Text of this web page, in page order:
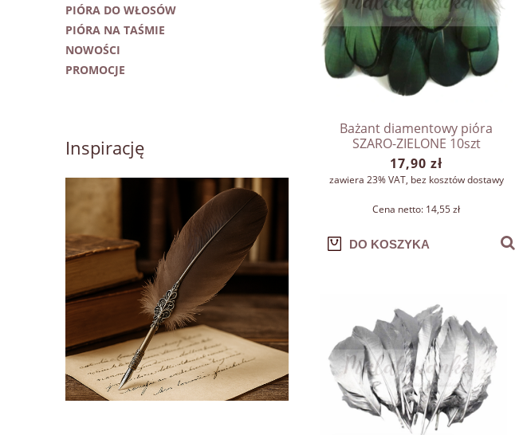
PIÓRA DO WŁOSÓW
PIÓRA NA TAŚMIE
NOWOŚCI
PROMOCJE
Inspirację
Bażant diamentowy pióra
SZARO-ZIELONE 10szt
17,90 zł
zawiera 23% VAT, bez kosztów dostawy
Cena netto: 14,55 zł
DO KOSZYKA